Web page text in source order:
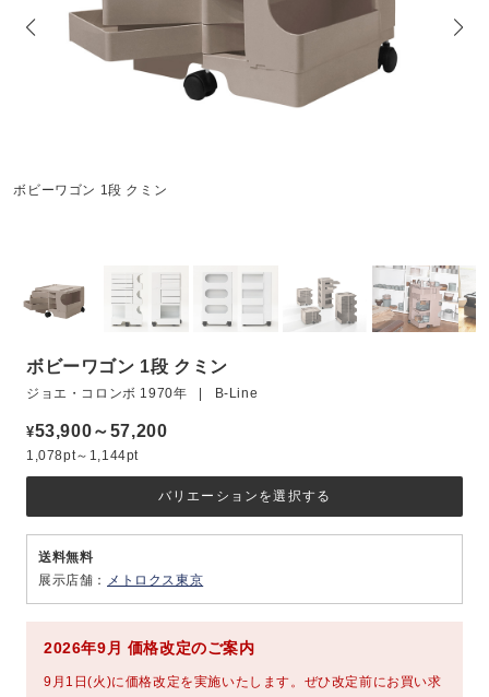
ボビーワゴン 1段 クミン
ボビーワゴン 1段 クミン
ジョエ・コロンボ 1970年 | B-Line
¥53,900～57,200
1,078pt～1,144pt
2026年9月 価格改定のご案内
9月1日(火)に価格改定を実施いたします。ぜひ改定前にお買い求
バリエーションを選択する
送料無料
展示店舗： メトロクス東京